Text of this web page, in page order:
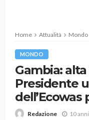
Home Attualità Mondo
MONDO
Gambia:
Presidente
Redazione 10